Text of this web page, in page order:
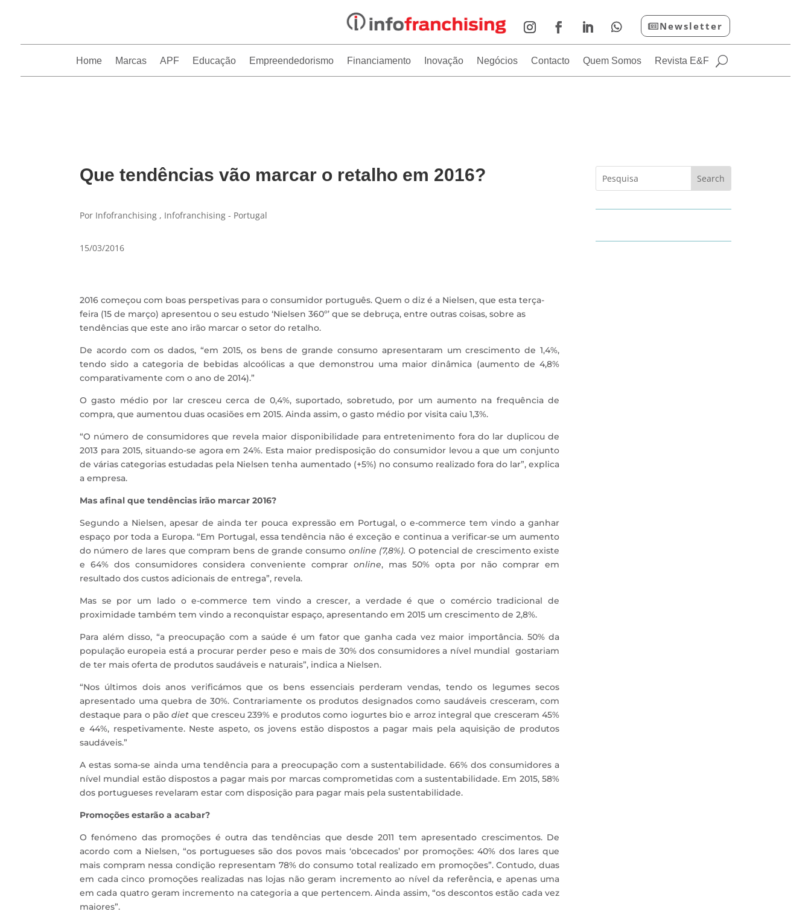
Newsletter
Home Marcas APF Educação Empreendedorismo Financiamento Inovação Negócios Contacto Quem Somos Revista E&F
Que tendências vão marcar o retalho em 2016?
Por Infofranchising , Infofranchising - Portugal
15/03/2016
2016 começou com boas perspetivas para o consumidor português. Quem o diz é a Nielsen, que esta terça-
feira (15 de março) apresentou o seu estudo ‘Nielsen 360º’ que se debruça, entre outras coisas, sobre as
tendências que este ano irão marcar o setor do retalho.
De acordo com os dados, “em 2015, os bens de grande consumo apresentaram um crescimento de 1,4%,
tendo sido a categoria de bebidas alcoólicas a que demonstrou uma maior dinâmica (aumento de 4,8%
comparativamente com o ano de 2014).”
O gasto médio por lar cresceu cerca de 0,4%, suportado, sobretudo, por um aumento na frequência de
compra, que aumentou duas ocasiões em 2015. Ainda assim, o gasto médio por visita caiu 1,3%.
“O número de consumidores que revela maior disponibilidade para entretenimento fora do lar duplicou de
2013 para 2015, situando-se agora em 24%. Esta maior predisposição do consumidor levou a que um conjunto
de várias categorias estudadas pela Nielsen tenha aumentado (+5%) no consumo realizado fora do lar”, explica
a empresa.
Mas afinal que tendências irão marcar 2016?
Segundo a Nielsen, apesar de ainda ter pouca expressão em Portugal, o e-commerce tem vindo a ganhar
espaço por toda a Europa. “Em Portugal, essa tendência não é exceção e continua a verificar-se um aumento
do número de lares que compram bens de grande consumo online (7,8%). O potencial de crescimento existe
e 64% dos consumidores considera conveniente compraronline, mas 50% opta por não comprar em
resultado dos custos adicionais de entrega”, revela.
Mas se por um lado o e-commerce tem vindo a crescer, a verdade é que o comércio tradicional de
proximidade também tem vindo a reconquistar espaço, apresentando em 2015 um crescimento de 2,8%.
Para além disso, “a preocupação com a saúde é um fator que ganha cada vez maior importância. 50% da
população europeia está a procurar perder peso e mais de 30% dos consumidores a nível mundial gostariam
de ter mais oferta de produtos saudáveis e naturais”, indica a Nielsen.
“Nos últimos dois anos verificámos que os bens essenciais perderam vendas, tendo os legumes secos
apresentado uma quebra de 30%. Contrariamente os produtos designados como saudáveis cresceram, com
destaque para o pãodiet que cresceu 239% e produtos como iogurtes bio e arroz integral que cresceram 45%
e 44%, respetivamente. Neste aspeto, os jovens estão dispostos a pagar mais pela aquisição de produtos
saudáveis.”
A estas soma-se ainda uma tendência para a preocupação com a sustentabilidade. 66% dos consumidores a
nível mundial estão dispostos a pagar mais por marcas comprometidas com a sustentabilidade. Em 2015, 58%
dos portugueses revelaram estar com disposição para pagar mais pela sustentabilidade.
Promoções estarão a acabar?
O fenómeno das promoções é outra das tendências que desde 2011 tem apresentado crescimentos. De
acordo com a Nielsen, “os portugueses são dos povos mais ‘obcecados’ por promoções: 40% dos lares que
mais compram nessa condição representam 78% do consumo total realizado em promoções”. Contudo, duas
em cada cinco promoções realizadas nas lojas não geram incremento ao nível da referência, e apenas uma
em cada quatro geram incremento na categoria a que pertencem. Ainda assim, “os descontos estão cada vez
maiores”.